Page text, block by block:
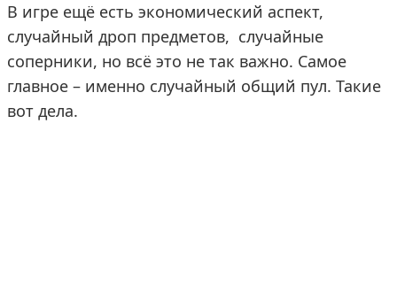
В игре ещё есть экономический аспект,
случайный дроп предметов, случайные
соперники, но всё это не так важно. Самое
главное – именно случайный общий пул. Такие
вот дела.